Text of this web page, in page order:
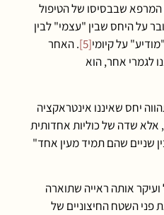
המרפא שבבסיסו של הטיפול
על היחס שבין "עצמי" לבין
על קיומי[5]
. האחר
לגמרי אחר, הוא
יחס שאיננו אינטראקציה
אלא שדה של כוליות אחדותית
שניים שהם תמיד מעין אחד"
אותה ראייה שתוארה
פני השטח החיצוניים של